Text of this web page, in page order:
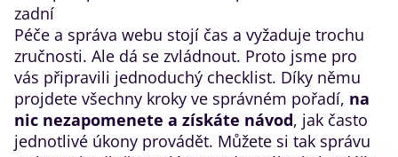
zadní
Péče a správa webu stojí čas a vyžaduje trochu
zručnosti. Ale dá se zvládnout. Proto jsme pro
vás připravili jednoduchý checklist. Díky němu
projdete všechny kroky ve správném pořadí, na
nic nezapomenete a získáte návod, jak často
jednotlivé úkony provádět. Můžete si tak správu